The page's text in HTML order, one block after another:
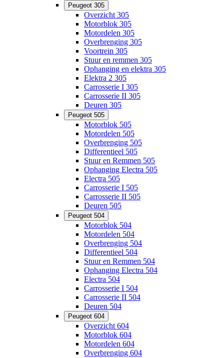
Peugeot 305
Overzicht 305
Motorblok 305
Motordelen 305
Overbrenging 305
Voortrein 305
Stuur en remmen 305
Ophanging en elektra 305
Elektra 2 305
Carrosserie I 305
Carrosserie II 305
Deuren 305
Peugeot 505
Motorblok 505
Motordelen 505
Overbrenging 505
Differentieel 505
Stuur en Remmen 505
Ophanging Electra 505
Electra 505
Carrosserie I 505
Carrosserie II 505
Deuren 505
Peugeot 504
Motorblok 504
Motordelen 504
Overbrenging 504
Differentieel 504
Stuur en Remmen 504
Ophanging Electra 504
Electra 504
Carrosserie I 504
Carrosserie II 504
Deuren 504
Peugeot 604
Overzicht 604
Motorblok 604
Motordelen 604
Overbrenging 604